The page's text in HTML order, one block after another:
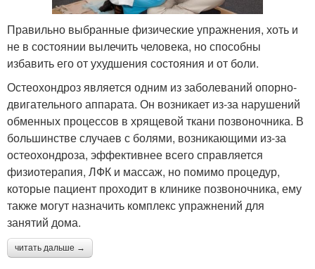
Правильно выбранные физические упражнения, хоть и
не в состоянии вылечить человека, но способны
избавить его от ухудшения состояния и от боли.
Остеохондроз является одним из заболеваний опорно-
двигательного аппарата. Он возникает из-за нарушений
обменных процессов в хрящевой ткани позвоночника. В
большинстве случаев с болями, возникающими из-за
остеохондроза, эффективнее всего справляется
физиотерапия, ЛФК и массаж, но помимо процедур,
которые пациент проходит в клинике позвоночника, ему
также могут назначить комплекс упражнений для
занятий дома.
читать дальше →